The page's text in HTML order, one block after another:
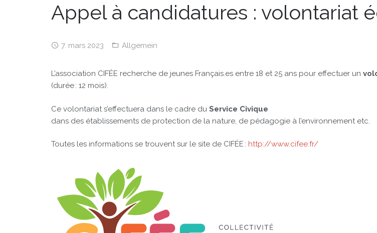
Appel à candidatures : volontariat
7. mars 2023 Allgemein
L’association CIFÉE recherche de jeunes Français.es entre 18 et 25 ans pour effectuer un
(durée : 12 mois).
Ce volontariat s’effectuera dans le cadre du Service Civique
dans des établissements de protection de la nature, de pédagogie à l’environnement etc.
Toutes les informations se trouvent sur le site de CIFÉE : http://www.cifee.fr/